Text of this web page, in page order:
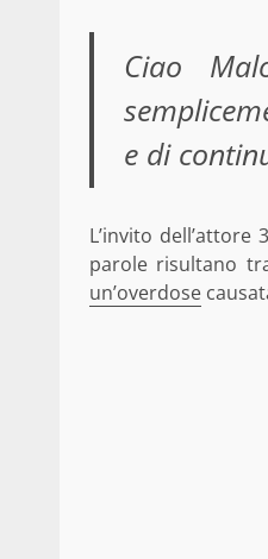
Ciao
e di
L’invito
parole risultano
un’overdose